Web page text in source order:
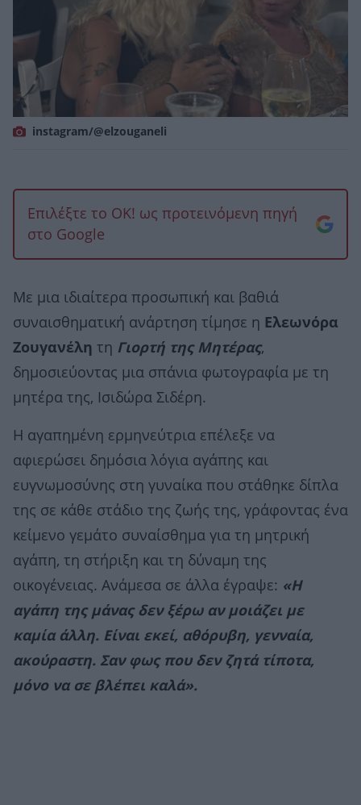
instagram/@elzouganeli
Επιλέξτε το OK! ως προτεινόμενη πηγή
στο Google
Με μια ιδιαίτερα προσωπική και βαθιά
συναισθηματική ανάρτηση τίμησε η Ελεωνόρα
Ζουγανέλη τη Γιορτή της Μητέρας,
δημοσιεύοντας μια σπάνια φωτογραφία με τη
μητέρα της, Ισιδώρα Σιδέρη.
Η αγαπημένη ερμηνεύτρια επέλεξε να
αφιερώσει δημόσια λόγια αγάπης και
ευγνωμοσύνης στη γυναίκα που στάθηκε δίπλα
της σε κάθε στάδιο της ζωής της, γράφοντας ένα
κείμενο γεμάτο συναίσθημα για τη μητρική
αγάπη, τη στήριξη και τη δύναμη της
οικογένειας. Ανάμεσα σε άλλα έγραψε: «Η
αγάπη της μάνας δεν ξέρω αν μοιάζει με
καμία άλλη. Είναι εκεί, αθόρυβη, γενναία,
ακούραστη. Σαν φως που δεν ζητά τίποτα,
μόνο να σε βλέπει καλά».